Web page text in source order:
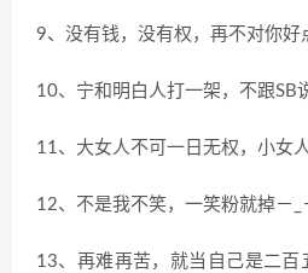
9、没有钱，没有权，再不对你好
10、宁和明白人打一架，不跟SB
11、大女人不可一日无权，小女
12、不是我不笑，一笑粉就掉－_
13、再难再苦，就当自己是二百